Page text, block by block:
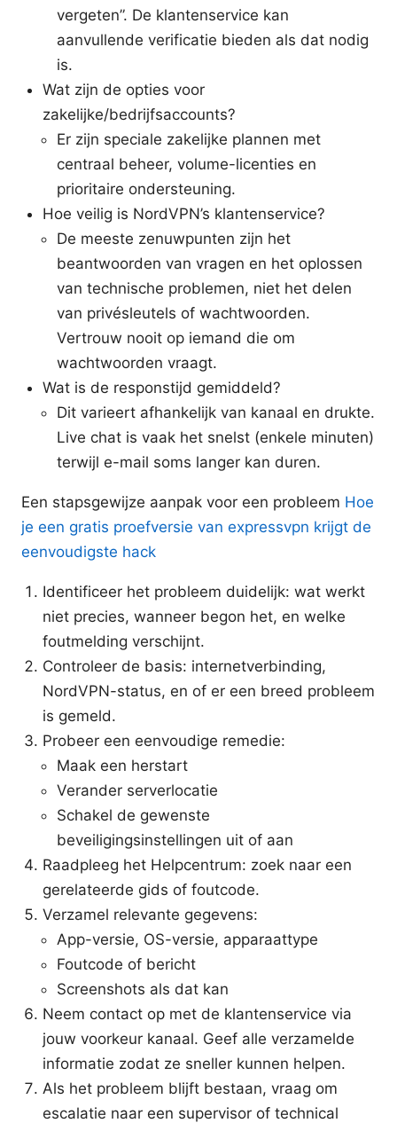
vergeten”. De klantenservice kan
aanvullende verificatie bieden als dat nodig
is.
Wat zijn de opties voor
zakelijke/bedrijfsaccounts?
Er zijn speciale zakelijke plannen met
centraal beheer, volume-licenties en
prioritaire ondersteuning.
Hoe veilig is NordVPN’s klantenservice?
De meeste zenuwpunten zijn het
beantwoorden van vragen en het oplossen
van technische problemen, niet het delen
van privésleutels of wachtwoorden.
Vertrouw nooit op iemand die om
wachtwoorden vraagt.
Wat is de responstijd gemiddeld?
Dit varieert afhankelijk van kanaal en drukte.
Live chat is vaak het snelst (enkele minuten)
terwijl e-mail soms langer kan duren.
Een stapsgewijze aanpak voor een probleem Hoe
je een gratis proefversie van expressvpn krijgt de
eenvoudigste hack
Identificeer het probleem duidelijk: wat werkt
niet precies, wanneer begon het, en welke
foutmelding verschijnt.
Controleer de basis: internetverbinding,
NordVPN-status, en of er een breed probleem
is gemeld.
Probeer een eenvoudige remedie:
Maak een herstart
Verander serverlocatie
Schakel de gewenste
beveiligingsinstellingen uit of aan
Raadpleeg het Helpcentrum: zoek naar een
gerelateerde gids of foutcode.
Verzamel relevante gegevens:
App-versie, OS-versie, apparaattype
Foutcode of bericht
Screenshots als dat kan
Neem contact op met de klantenservice via
jouw voorkeur kanaal. Geef alle verzamelde
informatie zodat ze sneller kunnen helpen.
Als het probleem blijft bestaan, vraag om
escalatie naar een supervisor of technical